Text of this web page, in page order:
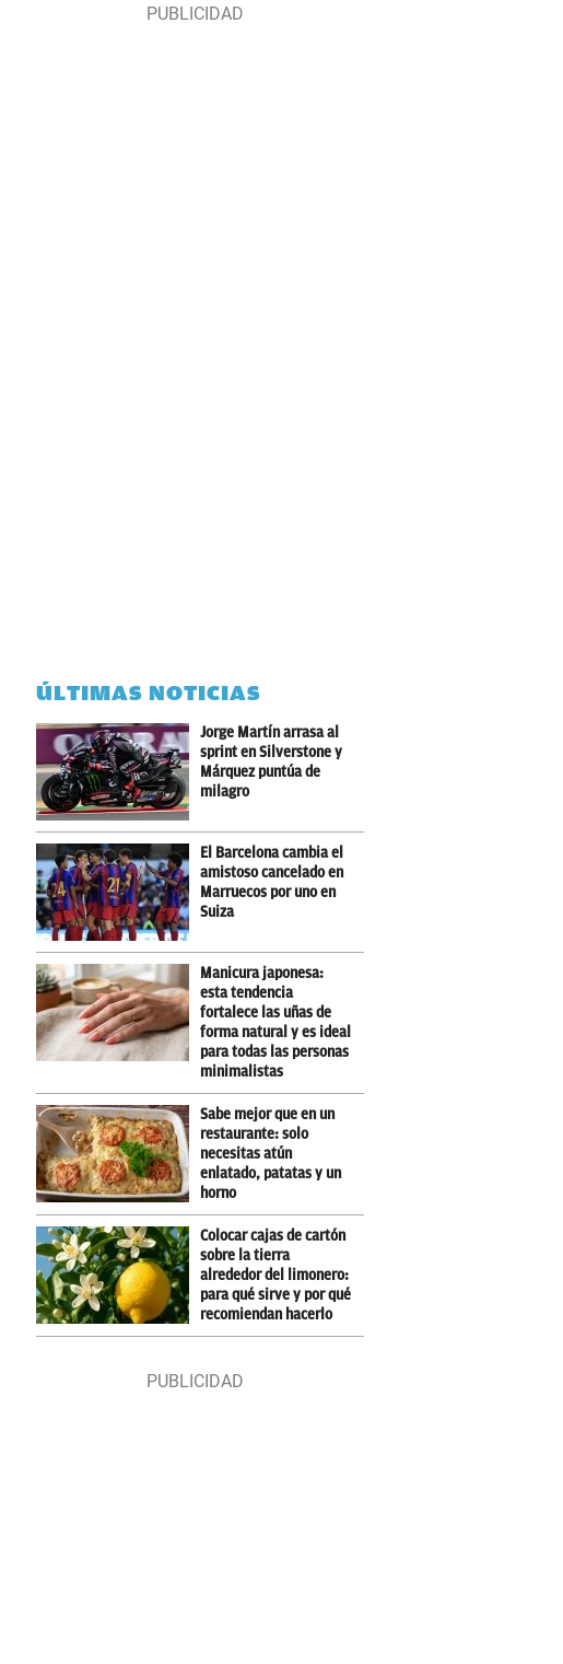
ÚLTIMAS NOTICIAS
Jorge Martín arrasa al
sprint en Silverstone y
Márquez puntúa de
milagro
El Barcelona cambia el
amistoso cancelado en
Marruecos por uno en
Suiza
Manicura japonesa:
esta tendencia
fortalece las uñas de
forma natural y es ideal
para todas las personas
minimalistas
Sabe mejor que en un
restaurante: solo
necesitas atún
enlatado, patatas y un
horno
Colocar cajas de cartón
sobre la tierra
alrededor del limonero:
para qué sirve y por qué
recomiendan hacerlo